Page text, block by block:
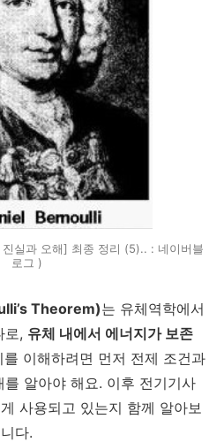
실과 오해] 최종 정리 (5).. : 네이버블
로그 )
Theorem)는 유체역학에서
로, 유체 내에서 에너지가 보존
이해하려면 먼저 전제 조건과
알아야 해요. 이후 전기기사
사용되고 있는지 함께 알아보
다.